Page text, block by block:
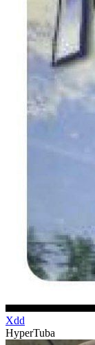
Xdd
HyperTuba